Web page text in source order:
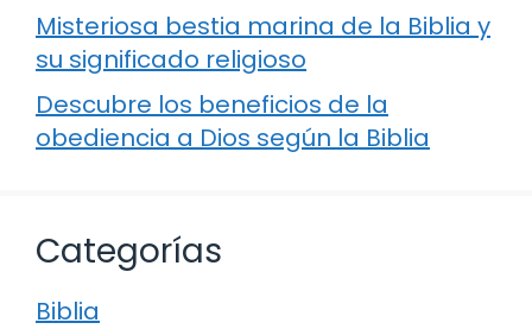
Misteriosa bestia marina de la Biblia y
su significado religioso
Descubre los beneficios de la
obediencia a Dios según la Biblia
Categorías
Biblia